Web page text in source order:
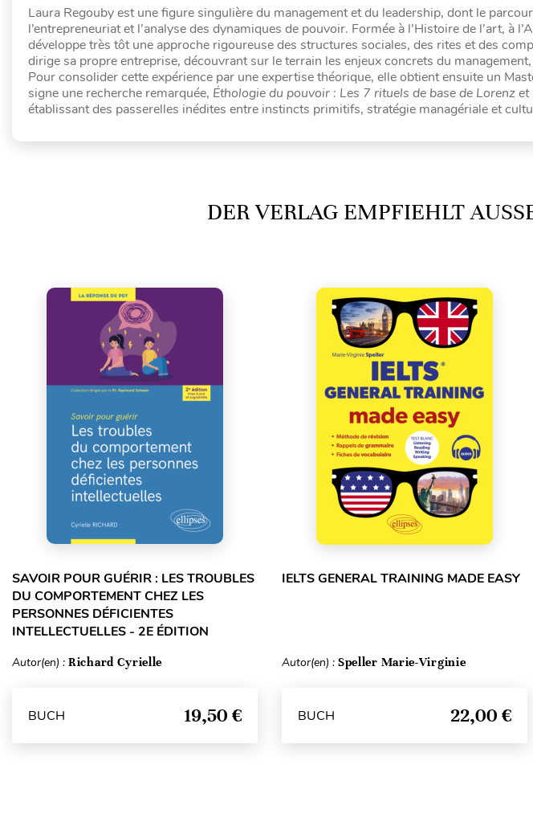
Laura Regouby est une figure singulière du management et du leadership, dont le
l’entrepreneuriat et l’analyse des dynamiques de pouvoir. Formée à l’Histoire de l’art, à
développe très tôt une approche rigoureuse des structures sociales, des rites et des
dirige sa propre entreprise, découvrant sur le terrain les enjeux concrets du
Pour consolider cette expérience par une expertise théorique, elle obtient ensuite un
signe une recherche remarquée, Éthologie du pouvoir : Les 7 rituels de base de Lorenz
établissant des passerelles inédites entre instincts primitifs, stratégie managériale et
DER VERLAG EMPFIEHLT
SAVOIR POUR GUÉRIR : LES TROUBLES
DU COMPORTEMENT CHEZ LES
PERSONNES DÉFICIENTES
INTELLECTUELLES - 2E ÉDITION
Autor(en) : Richard Cyrielle
BUCH 19,50 €
IELTS GENERAL TRAINING MADE EASY
Autor(en) : Speller Marie-Virginie
BUCH 22,00 €